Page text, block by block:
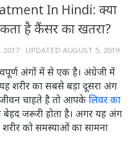
In Hindi: क्या
है कैंसर का खतरा?
2017 · UPDATED AUGUST 5, 2019
अंगों में से एक है। अंग्रेजी में
शरीर का सबसे बड़ा दूसरा अंग
चाहते है तो आपके लिवर का
बेहद जरूरी होता है। अगर यह अंग
शरीर को समस्याओं का सामना